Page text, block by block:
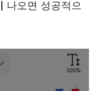
나오면 성공적으